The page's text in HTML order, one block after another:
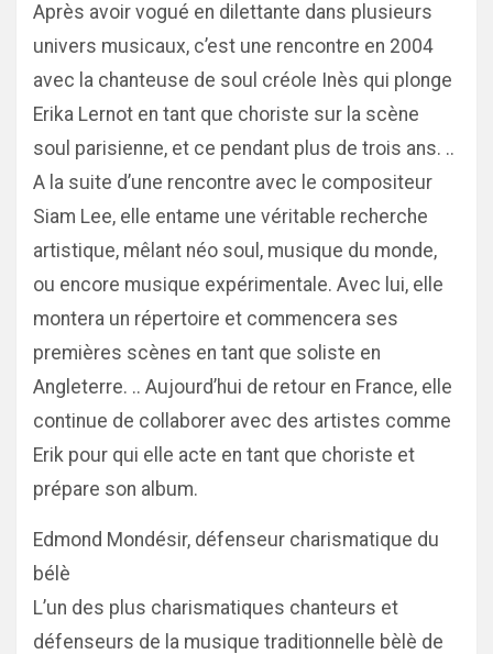
Après avoir vogué en dilettante dans plusieurs
univers musicaux, c’est une rencontre en 2004
avec la chanteuse de soul créole Inès qui plonge
Erika Lernot en tant que choriste sur la scène
soul parisienne, et ce pendant plus de trois ans. ..
A la suite d’une rencontre avec le compositeur
Siam Lee, elle entame une véritable recherche
artistique, mêlant néo soul, musique du monde,
ou encore musique expérimentale. Avec lui, elle
montera un répertoire et commencera ses
premières scènes en tant que soliste en
Angleterre. .. Aujourd’hui de retour en France, elle
continue de collaborer avec des artistes comme
Erik pour qui elle acte en tant que choriste et
prépare son album.
Edmond Mondésir, défenseur charismatique du
bélè
L’un des plus charismatiques chanteurs et
défenseurs de la musique traditionnelle bèlè de